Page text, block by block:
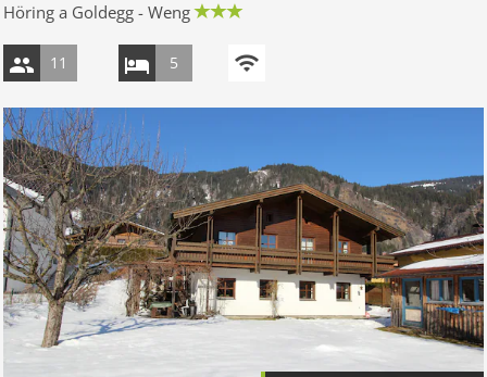
Höring a Goldegg - Weng
11 5